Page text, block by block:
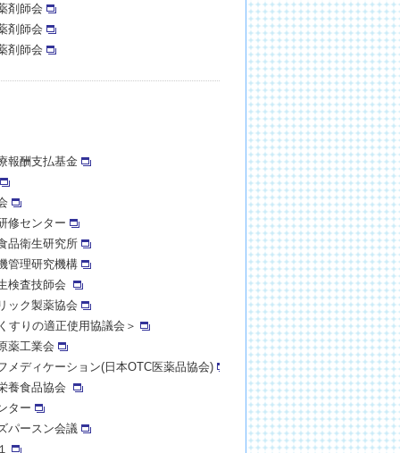
剤師会
剤師会
剤師会
報酬支払基金
修センター
品衛生研究所
管理研究機構
検査技師会
ック製薬協会
すりの適正使用協議会＞
薬工業会
メディケーション(日本OTC医薬品協会)
養食品協会
ター
パースン会議